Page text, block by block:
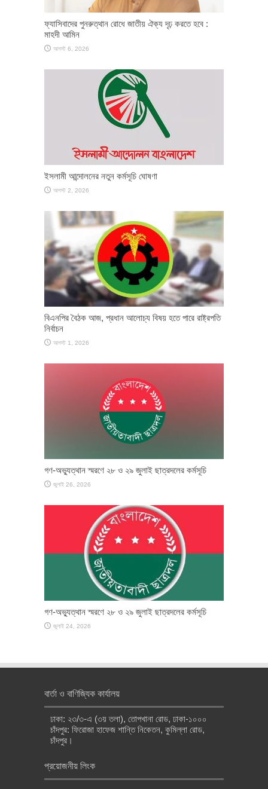
ফ্যাসিবাদের পুনরুত্থান রোধে জাতীয় ঐক্য দৃঢ় করতে হবে :
মাহদী আমিন
আগস্ট 6, 2026
ইসলামী আন্দোলনের নতুন কর্মসূচি ঘোষণা
আগস্ট 2, 2026
বিএনপির বৈঠক আজ, প্রধান আলোচ্য বিষয় হতে পারে রাষ্ট্রপতি
নির্বাচন
আগস্ট 1, 2026
গণ-অভ্যুত্থান স্মরণে ২৮ ও ২৯ জুলাই ছাত্রদলের কর্মসূচি
জুলাই 26, 2026
গণ-অভ্যুত্থান স্মরণে ২৮ ও ২৯ জুলাই ছাত্রদলের কর্মসূচি
জুলাই 24, 2026
বার্তা ও বাণিজ্যিক কার্যালয়
ঢাকা: ২৩/৩-এ (৩য় তলা), তোপখানা রোড, ঢাকা-১০০০
চাঁদপুর: ফিরোজা হাফেজ শান্তি নিকেতন, কুমিল্লা রোড,
চাঁদপুর।
প্রয়োজনীয় লিংক